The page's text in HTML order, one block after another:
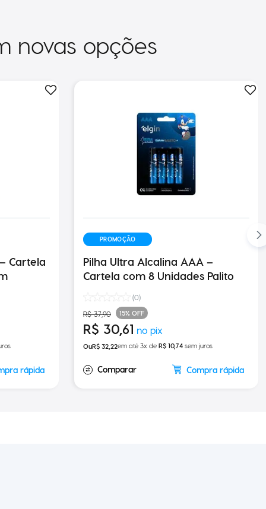
novas opções
rápida
PROMOÇÃO
Pilha Ultra Alcalina AAA –
Cartela com 8 Unidades Palito
(0)
R$ 37,90 15% OFF
R$ 30 61
R$ 32 22em até 3x de R$ 10,74 sem juros
Compra rápida